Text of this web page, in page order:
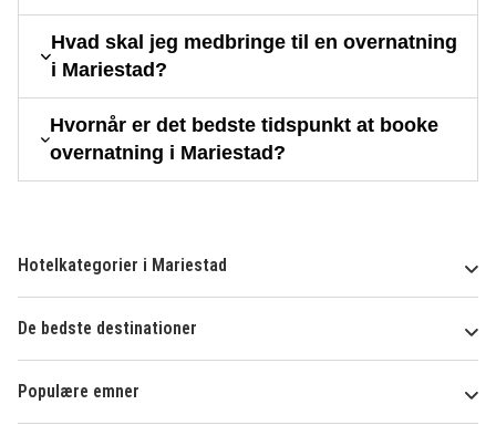
Hvad skal jeg medbringe til en overnatning
i Mariestad?
Hvornår er det bedste tidspunkt at booke
overnatning i Mariestad?
Hotelkategorier i Mariestad
De bedste destinationer
Populære emner